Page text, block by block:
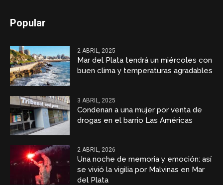
Popular
2 ABRIL, 2025
Mar del Plata tendrá un miércoles con
buen clima y temperaturas agradables
3 ABRIL, 2025
Condenan a una mujer por venta de
drogas en el barrio Las Américas
2 ABRIL, 2026
Una noche de memoria y emoción: así
se vivió la vigilia por Malvinas en Mar
del Plata